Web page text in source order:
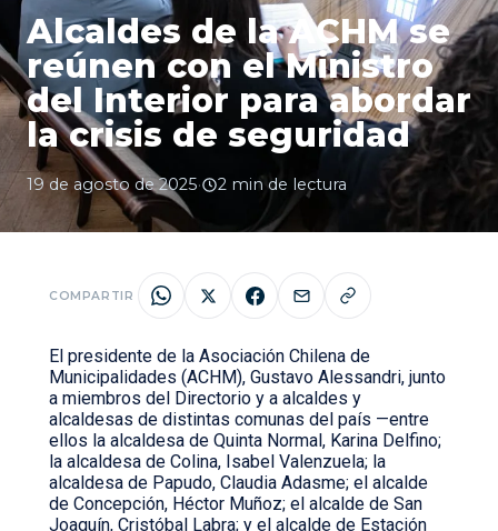
Alcaldes de la ACHM se
reúnen con el Ministro
del Interior para abordar
la crisis de seguridad
19 de agosto de 2025· 2 min de lectura
COMPARTIR
El presidente de la Asociación Chilena de
Municipalidades (ACHM), Gustavo Alessandri, junto
a miembros del Directorio y a alcaldes y
alcaldesas de distintas comunas del país —entre
ellos la alcaldesa de Quinta Normal, Karina Delfino;
la alcaldesa de Colina, Isabel Valenzuela; la
alcaldesa de Papudo, Claudia Adasme; el alcalde
de Concepción, Héctor Muñoz; el alcalde de San
Joaquín, Cristóbal Labra; y el alcalde de Estación